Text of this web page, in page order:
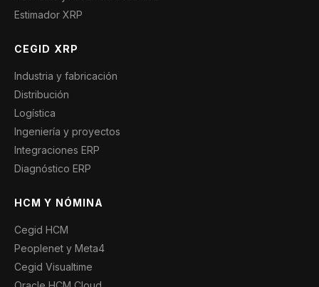
Estimador XRP
CEGID XRP
Industria y fabricación
Distribución
Logística
Ingeniería y proyectos
Integraciones ERP
Diagnóstico ERP
HCM Y NÓMINA
Cegid HCM
Peoplenet y Meta4
Cegid Visualtime